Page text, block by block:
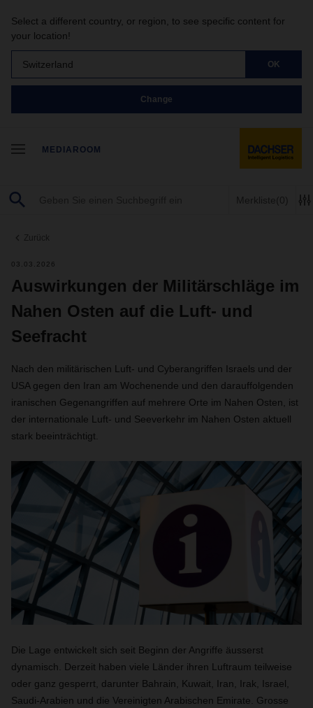
Select a different country, or region, to see specific content for
your location!
Switzerland OK
Change
MEDIAROOM
Merkliste(0)
Zurück
03.03.2026
Auswirkungen der Militärschläge im
Nahen Osten auf die Luft- und
Seefracht
Nach den militärischen Luft- und Cyberangriffen Israels und der
USA gegen den Iran am Wochenende und den darauffolgenden
iranischen Gegenangriffen auf mehrere Orte im Nahen Osten, ist
der internationale Luft- und Seeverkehr im Nahen Osten aktuell
stark beeinträchtigt.
Die Lage entwickelt sich seit Beginn der Angriffe äusserst
dynamisch. Derzeit haben viele Länder ihren Luftraum teilweise
oder ganz gesperrt, darunter Bahrain, Kuwait, Iran, Irak, Israel,
Saudi-Arabien und die Vereinigten Arabischen Emirate. Grosse